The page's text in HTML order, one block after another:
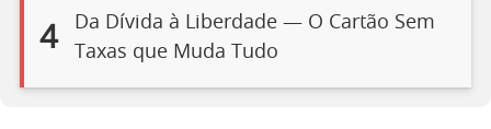
4
Da Dívida à Liberdade — O Cartão Sem
Taxas que Muda Tudo